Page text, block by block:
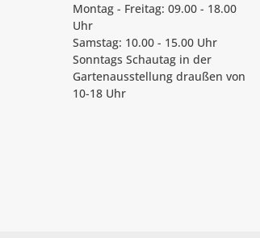
Montag - Freitag: 09.00 - 18.00
Uhr
Samstag: 10.00 - 15.00 Uhr
Sonntags Schautag in der
Gartenausstellung draußen von
10-18 Uhr